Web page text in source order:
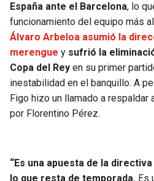
España ante el Barcelona, lo
funcionamiento del equipo más
Álvaro Arbeloa asumió la
merengue y sufrió la
Copa del Rey en su primer
inestabilidad en el banquillo. A
Figo hizo un llamado a respaldar
por Florentino Pérez.
“Es una apuesta de la
lo que resta de temporada. Es